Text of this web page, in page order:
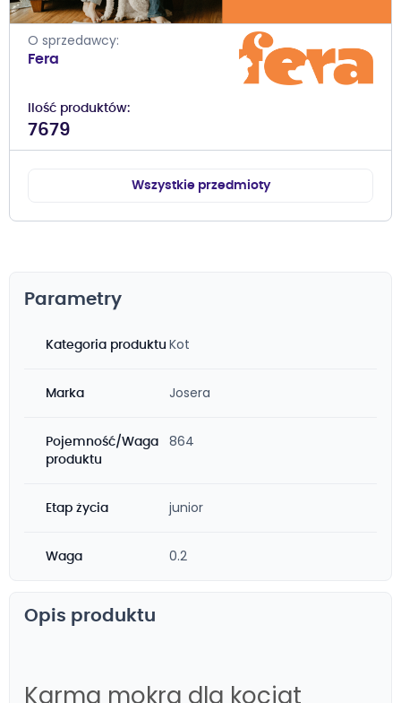
O sprzedawcy
Fera
Ilość produktów
7679
Wszystkie przedmioty
Parametry
Kategoria produktu Kot
Marka Josera
Pojemność/Waga
produktu
864
Etap życia junior
Waga 0.2
Opis produktu
Karma mokra dla kociąt